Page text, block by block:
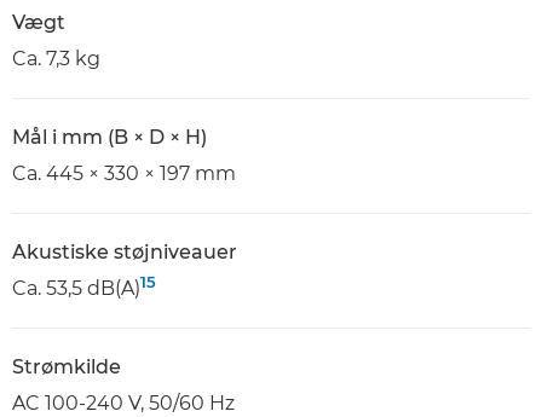
Vægt
Ca. 7,3 kg
Mål i mm (B × D × H)
Ca. 445 × 330 × 197 mm
Akustiske støjniveauer
Ca. 53,5 dB(A)15
Strømkilde
AC 100-240 V, 50/60 Hz